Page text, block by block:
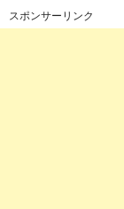
スポンサーリンク